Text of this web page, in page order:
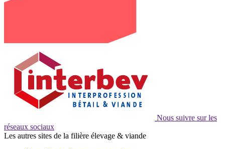
Nous suivre sur les
réseaux sociaux
Les autres sites de la filière élevage & viande